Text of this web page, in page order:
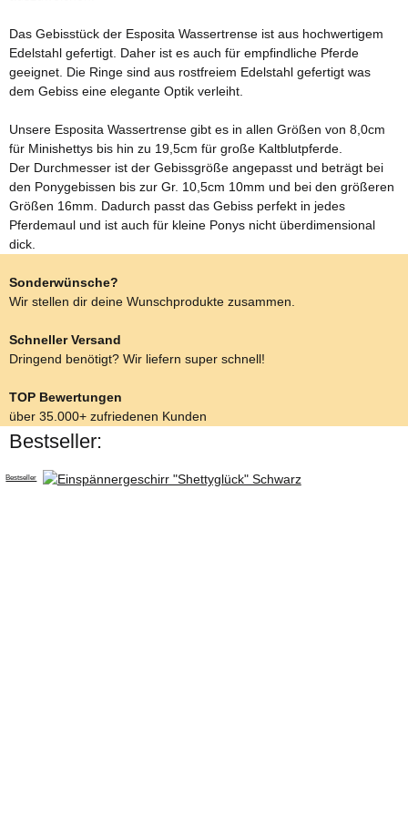
Das Gebisstück der Esposita Wassertrense ist aus hochwertigem
Edelstahl gefertigt. Daher ist es auch für empfindliche Pferde
geeignet. Die Ringe sind aus rostfreiem Edelstahl gefertigt was
dem Gebiss eine elegante Optik verleiht.
Unsere Esposita Wassertrense gibt es in allen Größen von 8,0cm
für Minishettys bis hin zu 19,5cm für große Kaltblutpferde.
Der Durchmesser ist der Gebissgröße angepasst und beträgt bei
den Ponygebissen bis zur Gr. 10,5cm 10mm und bei den größeren
Größen 16mm. Dadurch passt das Gebiss perfekt in jedes
Pferdemaul und ist auch für kleine Ponys nicht überdimensional
dick.
Sonderwünsche?
Wir stellen dir deine Wunschprodukte zusammen.
Schneller Versand
Dringend benötigt? Wir liefern super schnell!
TOP Bewertungen
über 35.000+ zufriedenen Kunden
Bestseller:
Bestseller